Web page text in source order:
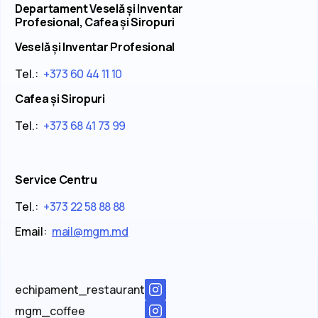
Departament Veselă și Inventar
Profesional, Cafea și Siropuri
Veselă și Inventar Profesional
Tel.: +373 60 44 11 10
Cafea și Siropuri
Tel.: +373 68 41 73 99
Service Centru
Tel.: +373 22 58 88 88
Email: mail@mgm.md
echipament_restaurant
mgm_coffee